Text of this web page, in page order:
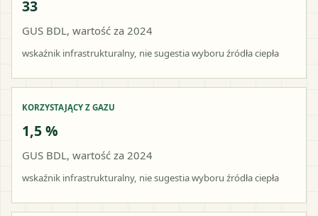
33
GUS BDL, wartość za 2024
wskaźnik infrastrukturalny, nie sugestia wyboru źródła ciepła
KORZYSTAJĄCY Z GAZU
1,5 %
GUS BDL, wartość za 2024
wskaźnik infrastrukturalny, nie sugestia wyboru źródła ciepła